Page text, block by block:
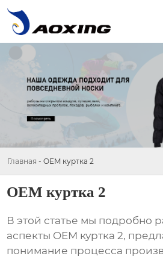
Главная - OEM куртка 2
OEM куртка 2
В этой статье мы подробно
аспекты OEM куртка 2,
понимание процесса